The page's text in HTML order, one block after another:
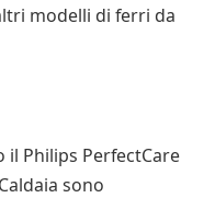
modelli di ferri da
Philips PerfectCare
sono